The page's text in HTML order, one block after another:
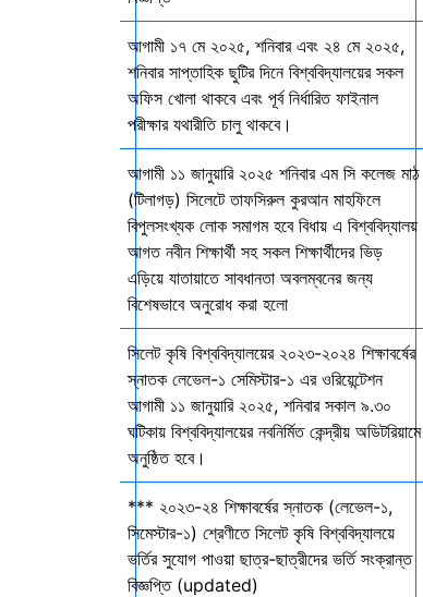
আগামী ১৭ মে ২০২৫, শনিবার এবং ২৪ মে ২০২৫,
শনিবার সাপ্তাহিক ছুটির দিনে বিশ্ববিদ্যালয়ের সকল
অফিস খোলা থাকবে এবং পূর্ব নির্ধারিত ফাইনাল
পরীক্ষার যথারীতি চালু থাকবে।
আগামী ১১ জানুয়ারি ২০২৫ শনিবার এম সি কলেজ মাঠ
(টিলাগড়) সিলেটে তাফসিরুল কুরআন মাহফিলে
বিপুলসংখ্যক লোক সমাগম হবে বিধায় এ বিশ্ববিদ্যালয়
আগত নবীন শিক্ষার্থী সহ সকল শিক্ষার্থীদের ভিড়
এড়িয়ে যাতায়াতে সাবধানতা অবলম্বনের জন্য
বিশেষভাবে অনুরোধ করা হলো
সিলেট কৃষি বিশ্ববিদ্যালয়ের ২০২৩-২০২৪ শিক্ষাবর্ষের
স্নাতক লেভেল-১ সেমিস্টার-১ এর ওরিয়েন্টেশন
আগামী ১১ জানুয়ারি ২০২৫, শনিবার সকাল ৯.৩০
ঘটিকায় বিশ্ববিদ্যালয়ের নবনির্মিত কেন্দ্রীয় অডিটরিয়ামে
অনুষ্ঠিত হবে।
*** ২০২৩-২৪ শিক্ষাবর্ষের স্নাতক (লেভেল-১,
সিমেস্টার-১) শ্রেণীতে সিলেট কৃষি বিশ্ববিদ্যালয়ে
ভর্তির সুযোগ পাওয়া ছাত্র-ছাত্রীদের ভর্তি সংক্রান্ত
বিজ্ঞপ্তি (updated)